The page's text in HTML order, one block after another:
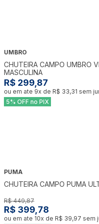
UMBRO
CHUTEIRA CAMPO UMBRO
MASCULINA
R$ 299,87
ou em ate 9x de R$ 33,31 sem
5% OFF no PIX
PUMA
CHUTEIRA CAMPO PUMA
R$ 449,87
R$ 399,78
ou em ate 10x de R$ 39,97 sem